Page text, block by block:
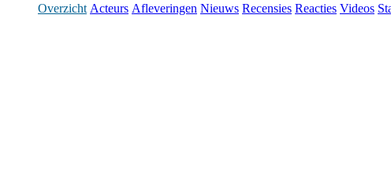
Overzicht Acteurs Afleveringen Nieuws Recensies Reacties Videos